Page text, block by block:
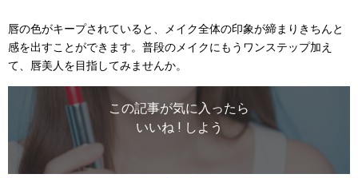
唇の色がキープされていると、メイク全体の印象が締まりきちんと
感を出すことができます。普段のメイクにもうワンステップ加え
て、唇美人を目指してみませんか。
この記事が気に入ったら
いいね ! しよう